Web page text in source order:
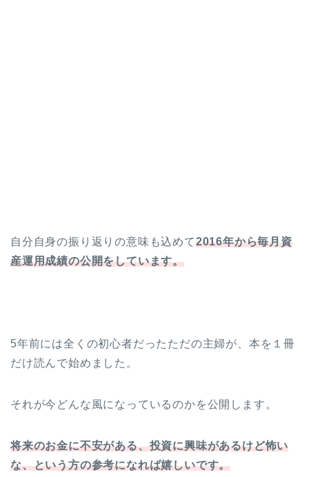
自分自身の振り返りの意味も込めて2016年から毎月資
産運用成績の公開をしています。
5年前には全くの初心者だったただの主婦が、本を１冊
だけ読んで始めました。
それが今どんな風になっているのかを公開します。
将来のお金に不安がある、投資に興味があるけど怖い
な、という方の参考になれば嬉しいです。